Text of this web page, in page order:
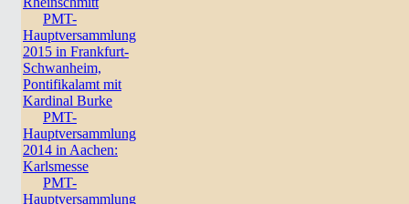
PMT-
Hauptversammlung
2015 in Frankfurt-
Schwanheim,
Pontifikalamt mit
Kardinal Burke
PMT-
Hauptversammlung
2014 in Aachen:
Karlsmesse
PMT-
Hauptversammlung